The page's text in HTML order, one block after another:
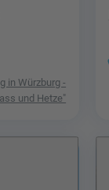
in Würzburg -
und Hetze"